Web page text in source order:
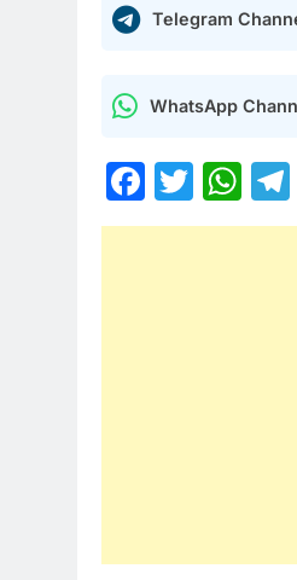
Telegram
WhatsApp